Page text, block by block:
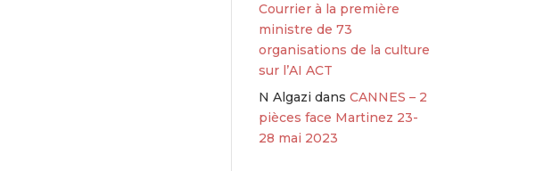
Courrier à la première
ministre de 73
organisations de la culture
sur l’AI ACT
N Algazi dansCANNES – 2
pièces face Martinez 23-
28 mai 2023